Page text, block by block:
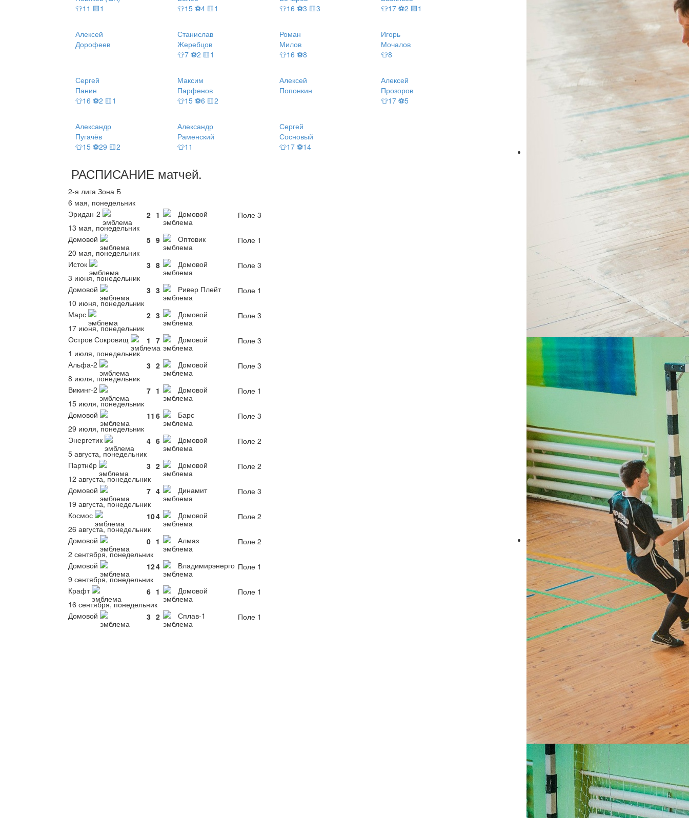
👕11 🟨1
👕15 ⚽4 🟨1
👕16 ⚽3 🟨3
👕17 ⚽2 🟨1
Алексей
Дорофеев
Станислав
Жеребцов
👕7 ⚽2 🟨1
Роман
Милов
👕16 ⚽8
Игорь
Мочалов
👕8
Сергей
Панин
👕16 ⚽2 🟨1
Максим
Парфенов
👕15 ⚽6 🟨2
Алексей
Попонкин
Алексей
Прозоров
👕17 ⚽5
Александр
Пугачёв
👕15 ⚽29 🟨2
Александр
Раменский
👕11
Сергей
Сосновый
👕17 ⚽14
РАСПИСАНИЕ матчей.
2-я лига Зона Б
6 мая, понедельник
Эридан-2
2 1 Домовой
Поле 3
13 мая, понедельник
Домовой
5 9 Оптовик
Поле 1
20 мая, понедельник
Исток
3 8 Домовой
Поле 3
3 июня, понедельник
Домовой
3 3 Ривер Плейт
Поле 1
10 июня, понедельник
Марс
2 3 Домовой
Поле 3
17 июня, понедельник
Остров Сокровищ
1 7 Домовой
Поле 3
1 июля, понедельник
Альфа-2
3 2 Домовой
Поле 3
8 июля, понедельник
Викинг-2
7 1 Домовой
Поле 1
15 июля, понедельник
Домовой
11 6 Барс
Поле 3
29 июля, понедельник
Энергетик
4 6 Домовой
Поле 2
5 августа, понедельник
Партнёр
3 2 Домовой
Поле 2
12 августа, понедельник
Домовой
7 4 Динамит
Поле 3
19 августа, понедельник
Космос
104 Домовой
Поле 2
26 августа, понедельник
Домовой
0 1 Алмаз
Поле 2
2 сентября, понедельник
Домовой
124 Владимирэнерго Поле 1
9 сентября, понедельник
Крафт
6 1 Домовой
Поле 1
16 сентября, понедельник
Домовой
3 2 Сплав-1 Поле 1